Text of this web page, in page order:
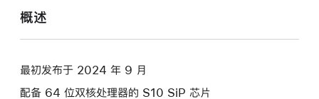
概述
最初发布于 2024 年 9 月
配备 64 位双核处理器的 S10 SiP 芯片